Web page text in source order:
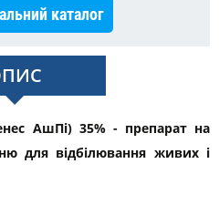
каталог
АшПі) 35% - препарат на
для відбілювання живих і